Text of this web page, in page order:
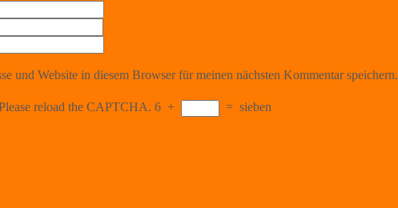
und Website in diesem Browser für meinen nächsten Kommentar speichern.
reload the CAPTCHA. 6 + = sieben